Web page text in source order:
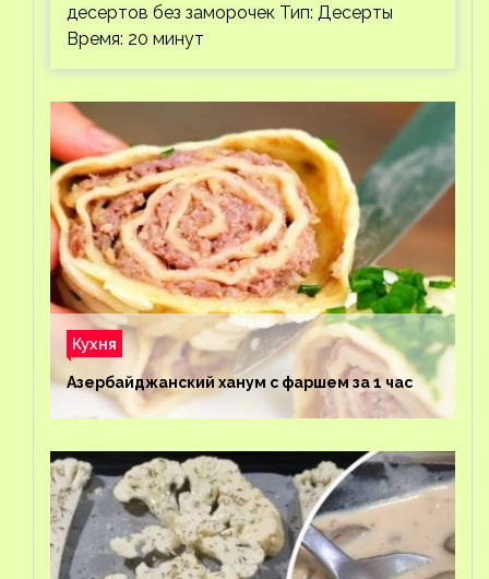
десертов без заморочек Тип: Десерты
Время: 20 минут
Кухня
Азербайджанский ханум с фаршем за 1 час